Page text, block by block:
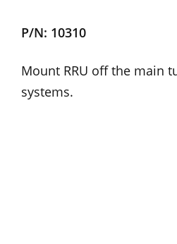
P/N: 10310
Mount RRU off the main
systems.